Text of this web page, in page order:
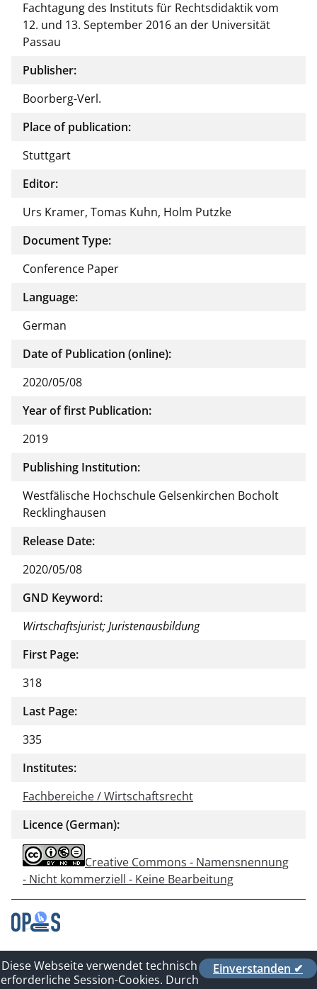
Fachtagung des Instituts für Rechtsdidaktik vom
12. und 13. September 2016 an der Universität
Passau
Publisher:
Boorberg-Verl.
Place of publication:
Stuttgart
Editor:
Urs Kramer, Tomas Kuhn, Holm Putzke
Document Type:
Conference Paper
Language:
German
Date of Publication (online):
2020/05/08
Year of first Publication:
2019
Publishing Institution:
Westfälische Hochschule Gelsenkirchen Bocholt
Recklinghausen
Release Date:
2020/05/08
GND Keyword:
Wirtschaftsjurist; Juristenausbildung
First Page:
318
Last Page:
335
Institutes:
Fachbereiche / Wirtschaftsrecht
Licence (German):
Creative Commons - Namensnennung
- Nicht kommerziell - Keine Bearbeitung
Contact
Privacy Policy
Einverstanden ✔
Diese Webseite verwendet technisch
erforderliche Session-Cookies. Durch